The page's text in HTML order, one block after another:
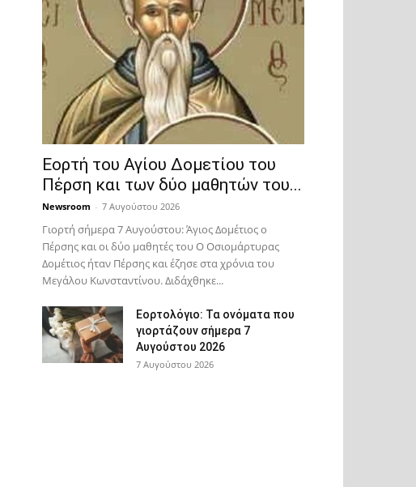
Εορτή του Αγίου Δομετίου του
Πέρση και των δύο μαθητών του...
Newsroom - 7 Αυγούστου 2026
Γιορτή σήμερα 7 Αυγούστου: Άγιος Δομέτιος ο
Πέρσης και οι δύο μαθητές του Ο Oσιομάρτυρας
Δομέτιος ήταν Πέρσης και έζησε στα χρόνια του
Μεγάλου Κωνσταντίνου. Διδάχθηκε...
Εορτολόγιο: Τα ονόματα που
γιορτάζουν σήμερα 7
Αυγούστου 2026
7 Αυγούστου 2026